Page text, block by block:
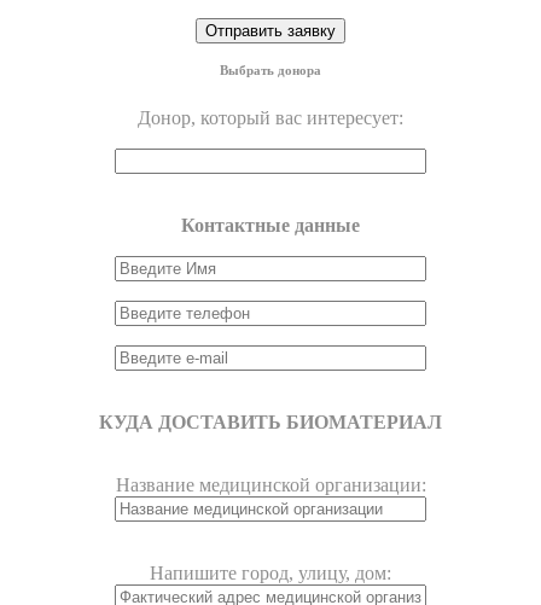
Выбрать донора
Донор, который вас интересует:
Контактные данные
КУДА ДОСТАВИТЬ БИОМАТЕРИАЛ
Название медицинской организации:
Напишите город, улицу, дом: